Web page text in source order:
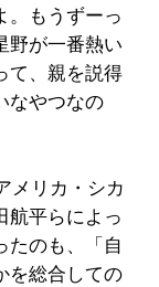
。もうずーっ
野が一番熱い
て、親を説得
なやつなの
メリカ・シカ
航平らによっ
たのも、「自
を総合しての